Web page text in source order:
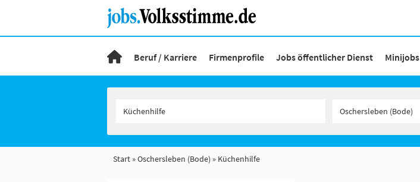
Beruf / Karriere Firmenprofile Jobs öffentlicher Dienst Minijobs
Start Oschersleben (Bode) Küchenhilfe